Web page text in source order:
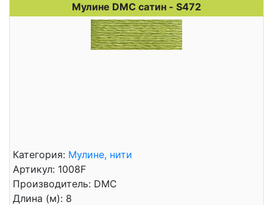
Мулине DMC сатин - S472
Категория: Мулине, нити
Артикул: 1008F
Производитель: DMC
Длина (м): 8